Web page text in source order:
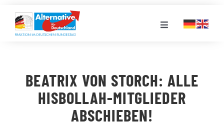
Inhalt
springen
Toggle
LANDESGRUPPEN
VERANSTALTUNGEN
BEATRIX VON STORCH: ALLE
HISBOLLAH-MITGLIEDER
ABSCHIEBEN!